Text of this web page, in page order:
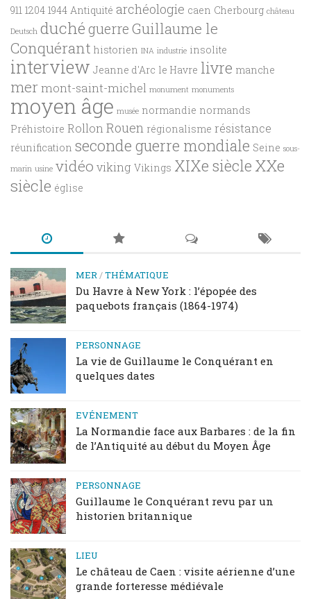
911 1204 1944 Antiquité archéologie caen Cherbourg château
Deutsch duché guerreGuillaume le
Conquérant historien INA industrie insolite
interview Jeanne d'Arc le Havre livre manche
mermont-saint-michel monument monuments
moyen âge musée normandie normands
Préhistoire RollonRouen régionalisme résistance
réunification seconde guerre mondiale Seine sous-
marin usine vidéo viking Vikings XIXe siècle XXe
siècle église
MER/THÉMATIQUE
Du Havre à New York : l’épopée des
paquebots français (1864-1974)
PERSONNAGE
La vie de Guillaume le Conquérant en
quelques dates
EVÉNEMENT
La Normandie face aux Barbares : de la fin
de l’Antiquité au début du Moyen Âge
PERSONNAGE
Guillaume le Conquérant revu par un
historien britannique
LIEU
Le château de Caen : visite aérienne d’une
grande forteresse médiévale